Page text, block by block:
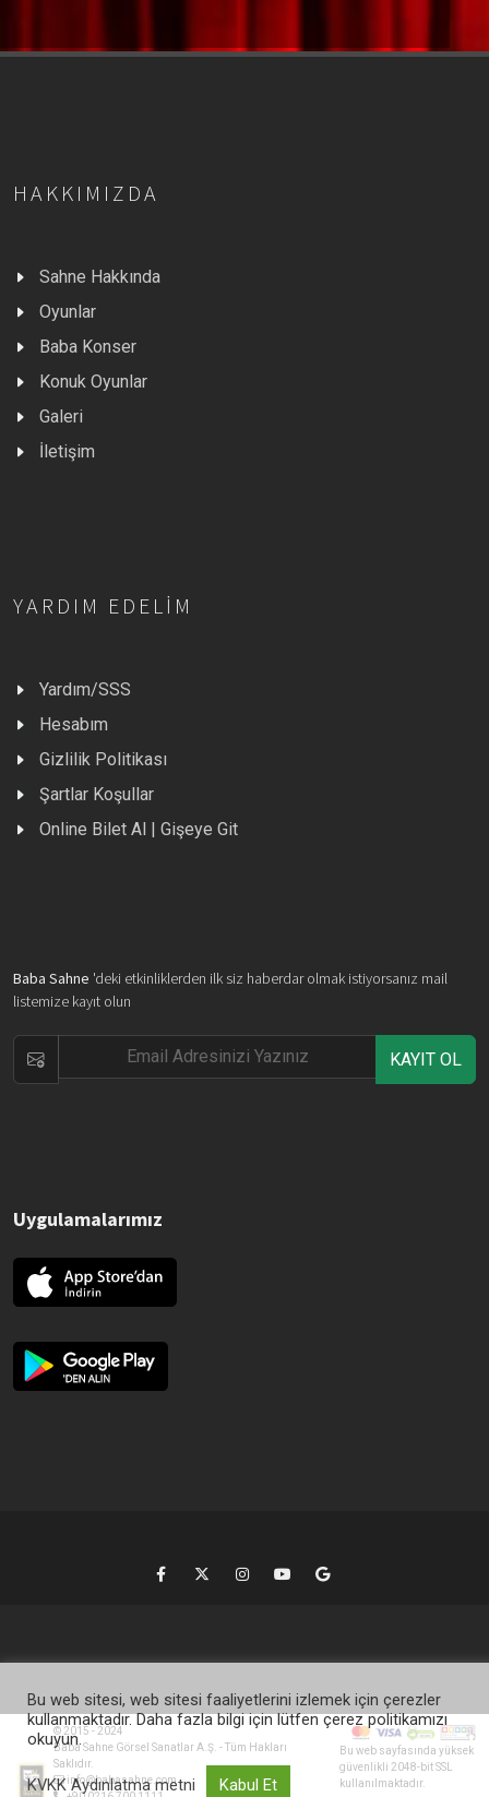
HAKKIMIZDA
Sahne Hakkında
Oyunlar
Baba Konser
Konuk Oyunlar
Galeri
İletişim
YARDIM EDELIM
Yardım/SSS
Hesabım
Gizlilik Politikası
Şartlar Koşullar
Online Bilet Al | Gişeye Git
Baba Sahne 'deki etkinliklerden ilk siz haberdar olmak istiyorsanız mail
listemize kayıt olun
KAYIT OL
Uygulamalarımız
© 2015 - 2024
Baba Sahne Görsel Sanatlar A.Ş. - Tüm Hakları
Saklıdır.
info@babasahne.com
Bu web sayfasında yüksek
güvenlikli 2048-bit SSL
kullanılmaktadır.
Bu web sitesi, web sitesi faaliyetlerini izlemek için çerezler
kullanmaktadır. Daha fazla bilgi için lütfen çerez politikamızı
okuyun.
KVKK Aydınlatma metni Kabul Et